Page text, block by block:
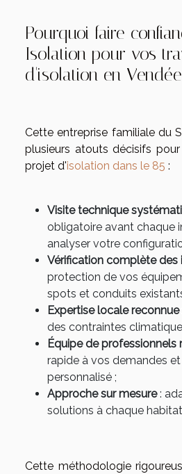
Pourquoi faire
Isolation pour vos
d'isolation en
Cette entreprise familiale du
plusieurs atouts décisifs
projet d'isolation dans le 85 :
Visite technique
obligatoire avant chaque
analyser votre
Vérification complète des
protection de vos
spots et conduits
Expertise locale reconnue
des contraintes
Équipe de professionnels
rapide à vos demandes
personnalisé ;
Approche sur mesure:
solutions à chaque
Cette méthodologie